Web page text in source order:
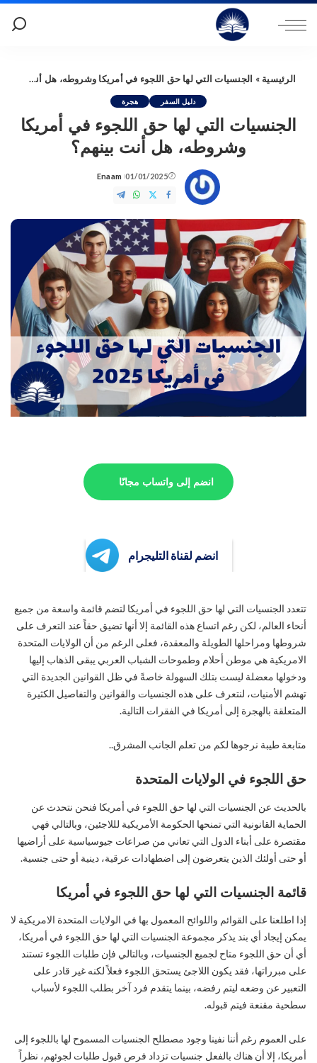
الرئيسية » الجنسيات التي لها حق اللجوء في أمريكا وشروطه، هل أنت بينهم؟
دليل السفر هجرة
الجنسيات التي لها حق اللجوء في أمريكا
وشروطه، هل أنت بينهم؟
01/01/2025
Posted
by
Enaam
انضم إلى واتساب مجانًا
انضم لقناة التليجرام
تتعدد الجنسيات التي لها حق اللجوء في أمريكا لتضم قائمة واسعة من جميع
أنحاء العالم، لكن رغم اتساع هذه القائمة إلا أنها تضيق حقاً عند التعرف على
شروطها ومراحلها الطويلة والمعقدة، فعلى الرغم من أن الولايات المتحدة
الامريكية هي موطن أحلام وطموحات الشباب العربي يبقى الذهاب إليها
ودخولها معضلة ليست بتلك السهولة خاصةً في ظل القوانين الجديدة التي
تهشم الأمنيات، لنتعرف على هذه الجنسيات والقوانين والتفاصيل الكثيرة
المتعلقة بالهجرة إلى أمريكا في الفقرات التالية.
متابعة طيبة نرجوها لكم من تعلم الجانب المشرق..
حق اللجوء في الولايات المتحدة
بالحديث عن الجنسيات التي لها حق اللجوء في أمريكا فنحن نتحدث عن
الحماية القانونية التي تمنحها الحكومة الأمريكية لللاجئين، وبالتالي فهي
مقتصرة على أبناء الدول التي تعاني من صراعات جيوسياسية على أراضيها
أو حتى أولئك الذين يتعرضون إلى اضطهادات عرقية، دينية أو حتى جنسية.
قائمة الجنسيات التي لها حق اللجوء في أمريكا
إذا اطلعنا على القوائم واللوائح المعمول بها في الولايات المتحدة الامريكية لا
يمكن إيجاد أي بند يذكر مجموعة الجنسيات التي لها حق اللجوء في أمريكا،
أي أن حق اللجوء متاح لجميع الجنسيات، وبالتالي فإن طلبات اللجوء تستند
على مبرراتها، فقد يكون اللاجئ يستحق اللجوء فعلاً لكنه غير قادر على
التعبير عن وضعه ليتم رفضه، بينما يتقدم فرد آخر بطلب اللجوء لأسباب
سطحية مقنعة فيتم قبوله.
على العموم رغم أننا نفينا وجود مصطلح الجنسيات المسموح لها باللجوء إلى
أمريكا، إلا أن هناك بالفعل جنسيات تزداد فرص قبول طلبات لجوئهم، نظراً